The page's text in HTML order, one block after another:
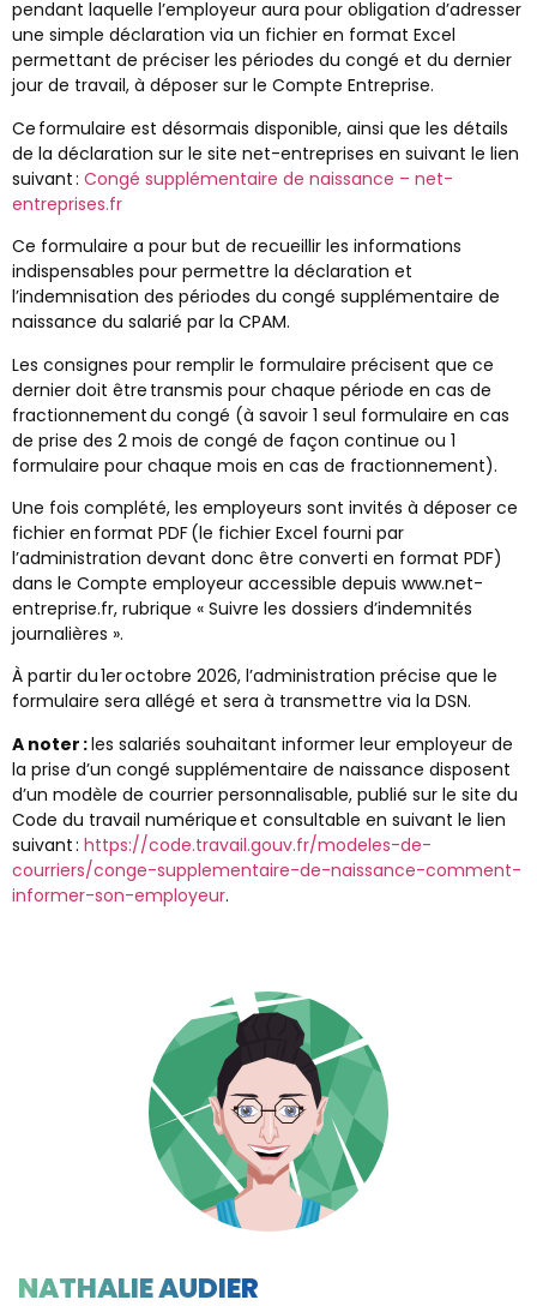
pendant laquelle l’employeur aura pour obligation d’adresser
une simple déclaration via un fichier en format Excel
permettant de préciser les périodes du congé et du dernier
jour de travail, à déposer sur le Compte Entreprise.
Ce formulaire est désormais disponible, ainsi que les détails
de la déclaration sur le site net-entreprises en suivant le lien
suivant : Congé supplémentaire de naissance – net-
entreprises.fr
Ce formulaire a pour but de recueillir les informations
indispensables pour permettre la déclaration et
l’indemnisation des périodes du congé supplémentaire de
naissance du salarié par la CPAM.
Les consignes pour remplir le formulaire précisent que ce
dernier doit être transmis pour chaque période en cas de
fractionnement du congé (à savoir 1 seul formulaire en cas
de prise des 2 mois de congé de façon continue ou 1
formulaire pour chaque mois en cas de fractionnement).
Une fois complété, les employeurs sont invités à déposer ce
fichier en format PDF (le fichier Excel fourni par
l’administration devant donc être converti en format PDF)
dans le Compte employeur accessible depuis www.net-
entreprise.fr, rubrique « Suivre les dossiers d’indemnités
journalières ».
À partir du 1er octobre 2026, l’administration précise que le
formulaire sera allégé et sera à transmettre via la DSN.
A noter :les salariés souhaitant informer leur employeur de
la prise d’un congé supplémentaire de naissance disposent
d’un modèle de courrier personnalisable, publié sur le site du
Code du travail numérique et consultable en suivant le lien
suivant : https://code.travail.gouv.fr/modeles-de-
courriers/conge-supplementaire-de-naissance-comment-
informer-son-employeur.
NATHALIE AUDIER